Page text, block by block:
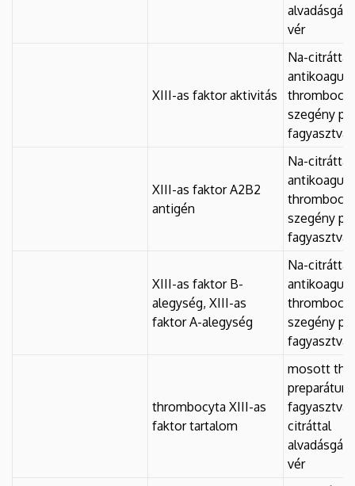
vér
XIII-as faktor aktivitás
Na-citráttal
szegény
fagyasztva
XIII-as faktor A2B2
antigén
Na-citráttal
szegény
fagyasztva
XIII-as faktor B-
alegység, XIII-as
faktor A-alegység
Na-citráttal
szegény
fagyasztva
thrombocyta XIII-as
faktor tartalom
mosott
preparátum
fagyasztva,
citráttal
vér